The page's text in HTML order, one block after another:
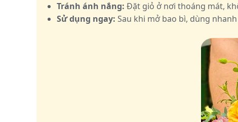
Tránh ánh nắng: Đặt giỏ ở nơi thoáng mát,
Sử dụng ngay: Sau khi mở bao bì, dùng